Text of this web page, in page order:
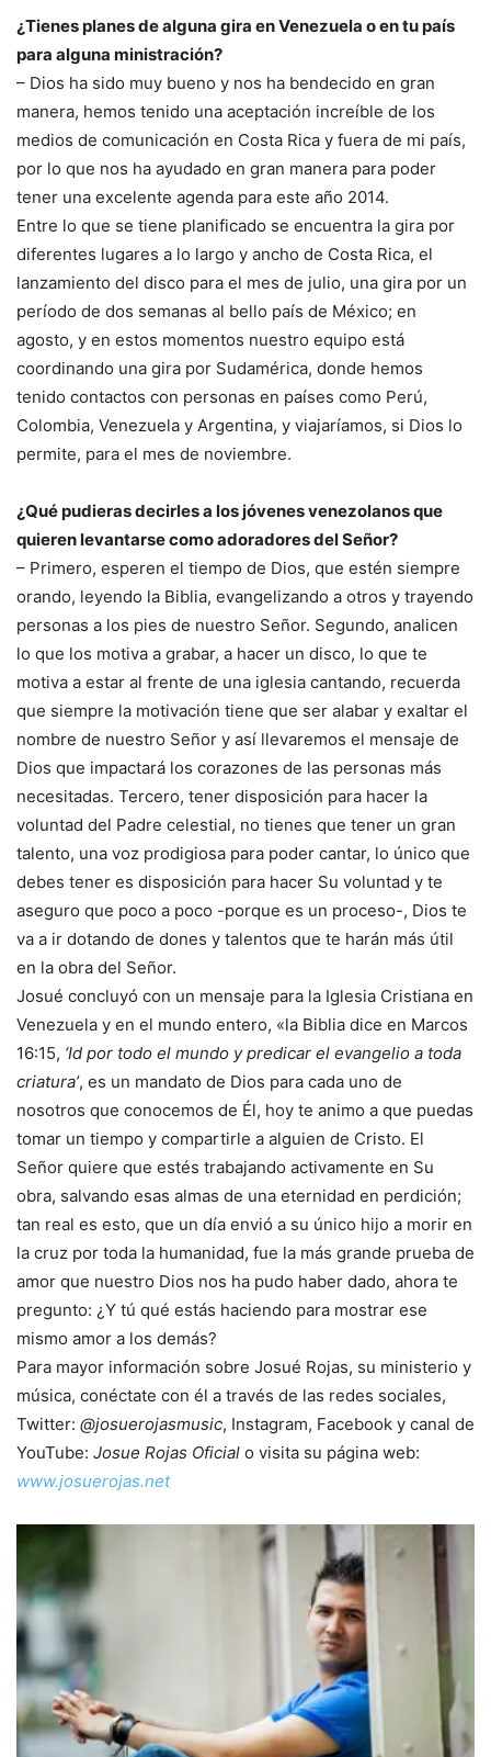
¿Tienes planes de alguna gira en Venezuela o en tu país
para alguna ministración?
– Dios ha sido muy bueno y nos ha bendecido en gran
manera, hemos tenido una aceptación increíble de los
medios de comunicación en Costa Rica y fuera de mi país,
por lo que nos ha ayudado en gran manera para poder
tener una excelente agenda para este año 2014.
Entre lo que se tiene planificado se encuentra la gira por
diferentes lugares a lo largo y ancho de Costa Rica, el
lanzamiento del disco para el mes de julio, una gira por un
período de dos semanas al bello país de México; en
agosto, y en estos momentos nuestro equipo está
coordinando una gira por Sudamérica, donde hemos
tenido contactos con personas en países como Perú,
Colombia, Venezuela y Argentina, y viajaríamos, si Dios lo
permite, para el mes de noviembre.
¿Qué pudieras decirles a los jóvenes venezolanos que
quieren levantarse como adoradores del Señor?
– Primero, esperen el tiempo de Dios, que estén siempre
orando, leyendo la Biblia, evangelizando a otros y trayendo
personas a los pies de nuestro Señor. Segundo, analicen
lo que los motiva a grabar, a hacer un disco, lo que te
motiva a estar al frente de una iglesia cantando, recuerda
que siempre la motivación tiene que ser alabar y exaltar el
nombre de nuestro Señor y así llevaremos el mensaje de
Dios que impactará los corazones de las personas más
necesitadas. Tercero, tener disposición para hacer la
voluntad del Padre celestial, no tienes que tener un gran
talento, una voz prodigiosa para poder cantar, lo único que
debes tener es disposición para hacer Su voluntad y te
aseguro que poco a poco -porque es un proceso-, Dios te
va a ir dotando de dones y talentos que te harán más útil
en la obra del Señor.
Josué concluyó con un mensaje para la Iglesia Cristiana en
Venezuela y en el mundo entero, «la Biblia dice en Marcos
16:15, ‘Id por todo el mundo y predicar el evangelio a toda
criatura’, es un mandato de Dios para cada uno de
nosotros que conocemos de Él, hoy te animo a que puedas
tomar un tiempo y compartirle a alguien de Cristo. El
Señor quiere que estés trabajando activamente en Su
obra, salvando esas almas de una eternidad en perdición;
tan real es esto, que un día envió a su único hijo a morir en
la cruz por toda la humanidad, fue la más grande prueba de
amor que nuestro Dios nos ha pudo haber dado, ahora te
pregunto: ¿Y tú qué estás haciendo para mostrar ese
mismo amor a los demás?
Para mayor información sobre Josué Rojas, su ministerio y
música, conéctate con él a través de las redes sociales,
Twitter: @josuerojasmusic, Instagram, Facebook y canal de
YouTube: Josue Rojas Oficial o visita su página web:
www.josuerojas.net